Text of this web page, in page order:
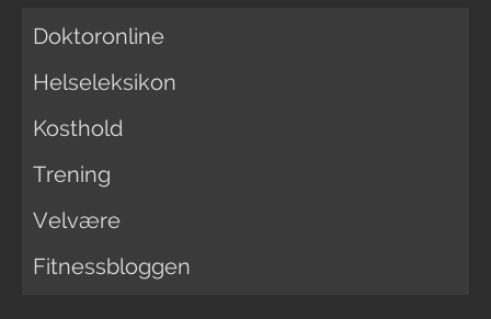
Doktoronline
Helseleksikon
Kosthold
Trening
Velvære
Fitnessbloggen